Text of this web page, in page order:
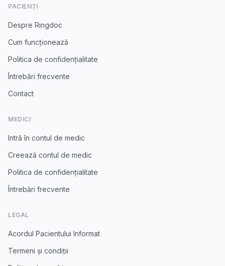
PACIENȚI
Despre Ringdoc
Cum funcționează
Politica de confidențialitate
Întrebări frecvente
Contact
MEDICI
Intră în contul de medic
Creează contul de medic
Politica de confidențialitate
Întrebări frecvente
LEGAL
Acordul Pacientului Informat
Termeni și condiții